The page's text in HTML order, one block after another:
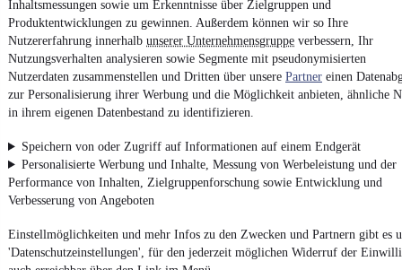
Inhaltsmessungen sowie um Erkenntnisse über Zielgruppen und
Produktentwicklungen zu gewinnen. Außerdem können wir so Ihre
Nutzererfahrung innerhalb unserer Unternehmensgruppe verbessern, Ihr
Nutzungsverhalten analysieren sowie Segmente mit pseudonymisierten
Nutzerdaten zusammenstellen und Dritten über unsere Partner einen
zur Personalisierung ihrer Werbung und die Möglichkeit anbieten, ähnliche
in ihrem eigenen Datenbestand zu identifizieren.
Speichern von oder Zugriff auf Informationen auf einem Endgerät
Personalisierte Werbung und Inhalte, Messung von Werbeleistung und der
Performance von Inhalten, Zielgruppenforschung sowie Entwicklung und
Verbesserung von Angeboten
Einstellmöglichkeiten und mehr Infos zu den Zwecken und Partnern gibt es
'Datenschutzeinstellungen', für den jederzeit möglichen Widerruf der
Nutze mobile.de schnell und einfach
App installieren
Impressum
AGB
Vertrag widerrufen
Datenschutz
Datenschutzeinstellungen